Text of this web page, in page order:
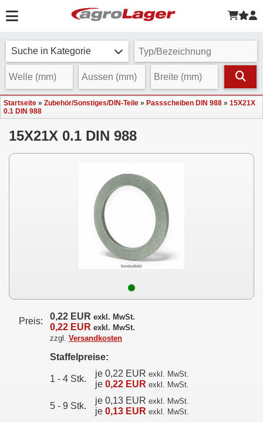
Suche in Kategorie
Startseite » Zubehör/Sonstiges/DIN-Teile » Passscheiben DIN 988 » 15X21X
0.1 DIN 988
15X21X 0.1 DIN 988
Preis: 0,22 EUR exkl. MwSt.
0,22 EUR exkl. MwSt.
zzgl. Versandkosten
Staffelpreise:
1 - 4 Stk.
je 0,22 EUR exkl. MwSt.
je 0,22 EUR exkl. MwSt.
5 - 9 Stk.
je 0,13 EUR exkl. MwSt.
je 0,13 EUR exkl. MwSt.